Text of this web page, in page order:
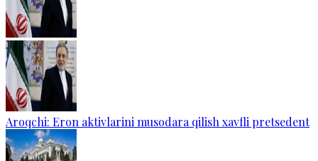
Aroqchi: Eron aktivlarini musodara qilish xavfli pretsedent